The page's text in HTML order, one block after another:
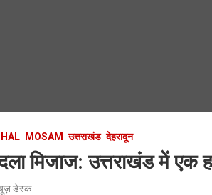
MOSAM उत्तराखंड देहरादून
मिजाज: उत्तराखंड में
डेस्क